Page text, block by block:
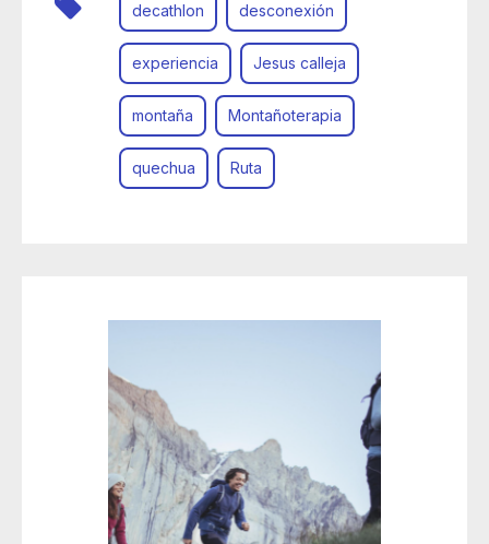
decathlon desconexión
experiencia Jesus calleja
montaña Montañoterapia
quechua Ruta